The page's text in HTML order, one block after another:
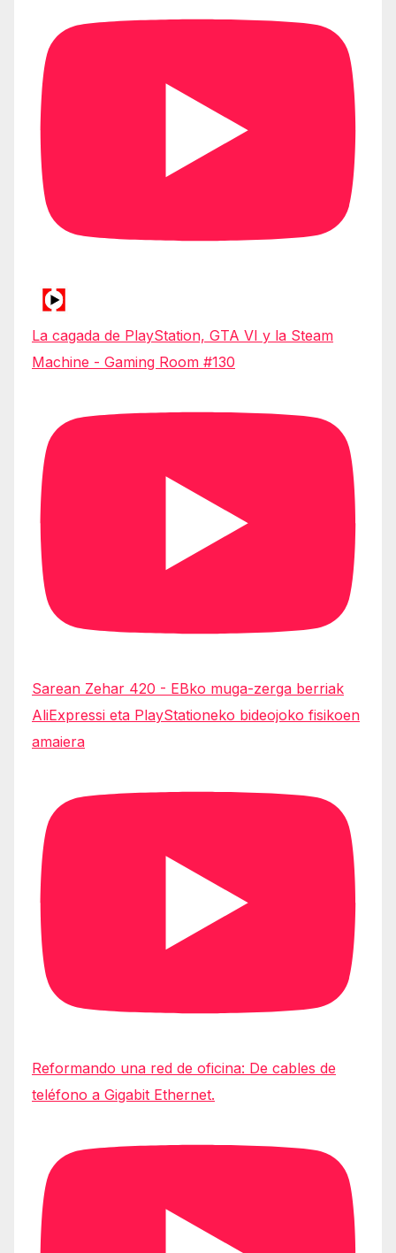
La cagada de PlayStation, GTA VI y la Steam
Machine - Gaming Room #130
Sarean Zehar 420 - EBko muga-zerga berriak
AliExpressi eta PlayStationeko bideojoko fisikoen
amaiera
Reformando una red de oficina: De cables de
teléfono a Gigabit Ethernet.